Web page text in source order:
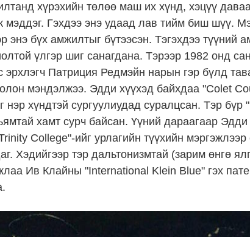
хүрэхийн төлөө маш их хүнд, хэцүү
мэддэг. Гэхдээ энэ удаад лав тийм биш шүү.
энэ бүх амжилтыг бүтээсэн. Тэгэхдээ түүний
үлгэр шиг санагдана. Тэрээр 1982 онд
эрхлэгч Патриция Редмэйн нарын гэр бүлд
мэндэлжээ. Эдди хүүхэд байхдаа "Colet
нэр хүндтэй сургуулиудад суралцсан. Тэр бүр
хамт сурч байсан. Үүний дараагаар
College"-ийг урлагийн түүхийн мэргэжлээр
Хэдийгээр тэр дальтонизмтай (зарим өнгө
Ив Клайны "International Klein Blue" гэх